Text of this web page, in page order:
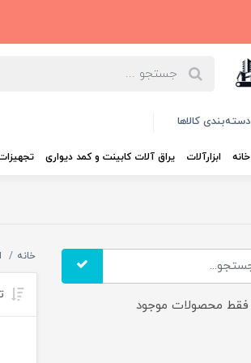
دسته‌بندی کالاها
خانه ابزارآلات یراق آلات کابینت و کمد دیواری
فقط محصولات موجود
خانه